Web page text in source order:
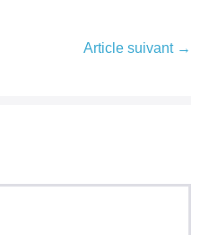
Article suivant →